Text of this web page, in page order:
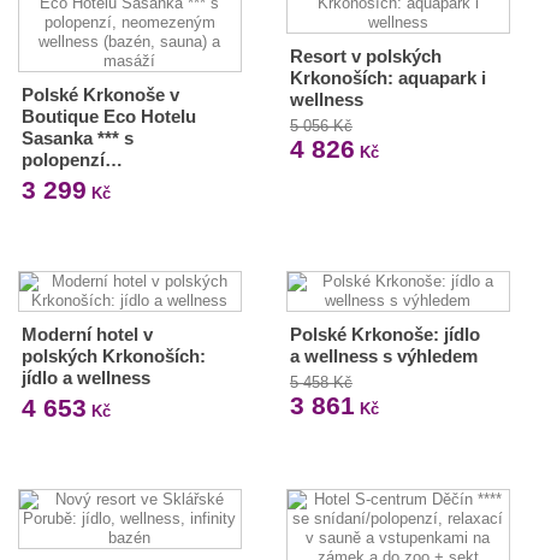
Polské Krkonoše v
Boutique Eco Hotelu
Sasanka *** s
polopenzí…
3 299 Kč
Resort v polských
Krkonoších: aquapark i
wellness
5 056 Kč
4 826 Kč
Moderní hotel v
polských Krkonoších:
jídlo a wellness
4 653 Kč
Polské Krkonoše: jídlo
a wellness s výhledem
5 458 Kč
3 861 Kč